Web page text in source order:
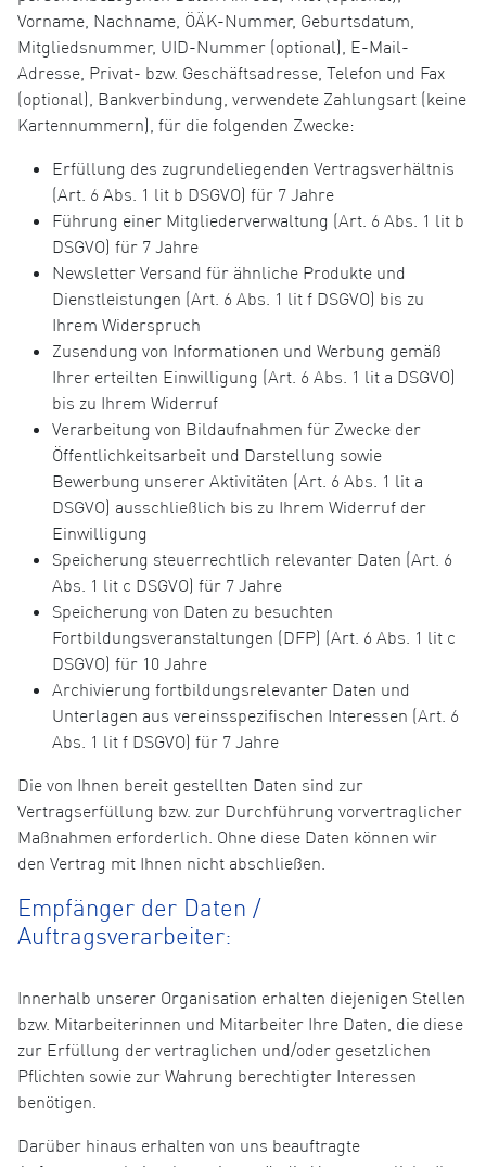
Vorname, Nachname, ÖÄK-Nummer, Geburtsdatum,
Mitgliedsnummer, UID-Nummer (optional), E-Mail-
Adresse, Privat- bzw. Geschäftsadresse, Telefon und Fax
(optional), Bankverbindung, verwendete Zahlungsart (keine
Kartennummern), für die folgenden Zwecke:
Erfüllung des zugrundeliegenden Vertragsverhältnis
(Art. 6 Abs. 1 lit b DSGVO) für 7 Jahre
Führung einer Mitgliederverwaltung (Art. 6 Abs. 1 lit b
DSGVO) für 7 Jahre
Newsletter Versand für ähnliche Produkte und
Dienstleistungen (Art. 6 Abs. 1 lit f DSGVO) bis zu
Ihrem Widerspruch
Zusendung von Informationen und Werbung gemäß
Ihrer erteilten Einwilligung (Art. 6 Abs. 1 lit a DSGVO)
bis zu Ihrem Widerruf
Verarbeitung von Bildaufnahmen für Zwecke der
Öffentlichkeitsarbeit und Darstellung sowie
Bewerbung unserer Aktivitäten (Art. 6 Abs. 1 lit a
DSGVO) ausschließlich bis zu Ihrem Widerruf der
Einwilligung
Speicherung steuerrechtlich relevanter Daten (Art. 6
Abs. 1 lit c DSGVO) für 7 Jahre
Speicherung von Daten zu besuchten
Fortbildungsveranstaltungen (DFP) (Art. 6 Abs. 1 lit c
DSGVO) für 10 Jahre
Archivierung fortbildungsrelevanter Daten und
Unterlagen aus vereinsspezifischen Interessen (Art. 6
Abs. 1 lit f DSGVO) für 7 Jahre
Die von Ihnen bereit gestellten Daten sind zur
Vertragserfüllung bzw. zur Durchführung vorvertraglicher
Maßnahmen erforderlich. Ohne diese Daten können wir
den Vertrag mit Ihnen nicht abschließen.
Empfänger der Daten /
Auftragsverarbeiter:
Innerhalb unserer Organisation erhalten diejenigen Stellen
bzw. Mitarbeiterinnen und Mitarbeiter Ihre Daten, die diese
zur Erfüllung der vertraglichen und/oder gesetzlichen
Pflichten sowie zur Wahrung berechtigter Interessen
benötigen.
Darüber hinaus erhalten von uns beauftragte